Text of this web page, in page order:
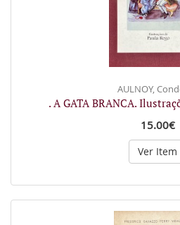
AULNOY,
. A GATA BRANCA.
15.00€
Ver Item